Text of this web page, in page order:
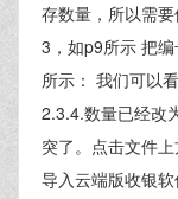
存数量，所以需
3，如p9所示 把
所示： 我们可以
2.3.4.数量已经改
突了。点击文件
导入云端版收银